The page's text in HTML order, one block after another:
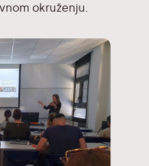
okruženju.